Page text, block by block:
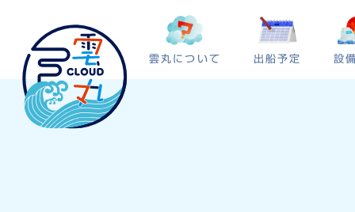
雲丸について 出船予定 設